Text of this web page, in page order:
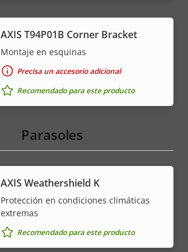
AXIS T94P01B Corner Bracket
Montaje en esquinas
Precisa un accesorio adicional
Recomendado para este producto
Parasoles
AXIS Weathershield K
Protección en condiciones climáticas
extremas
Recomendado para este producto